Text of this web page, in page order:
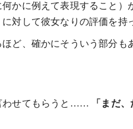
かに例えて表現すること
対して彼女なりの評価を持
ほど、確かにそういう部分
わせてもらうと…… 「まだ